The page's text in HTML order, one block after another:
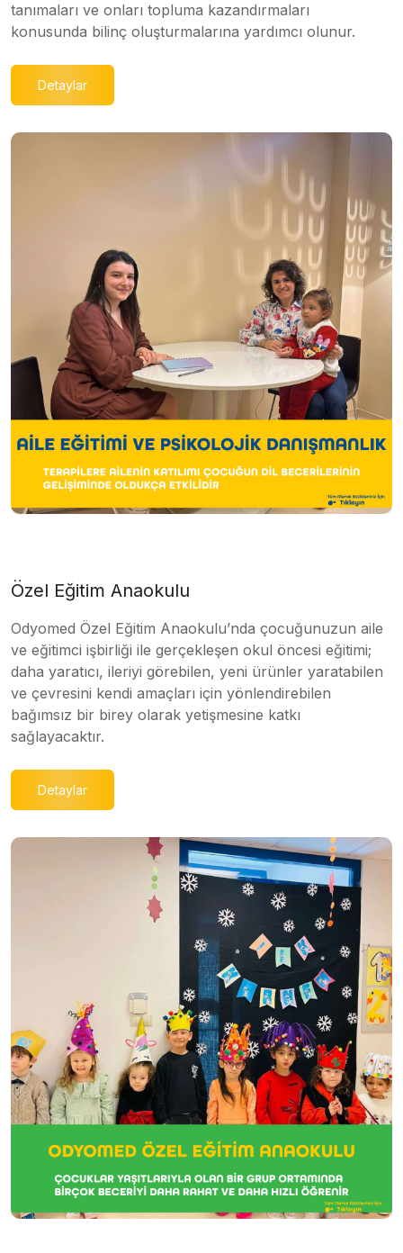
tanımaları ve onları topluma kazandırmaları
konusunda bilinç oluşturmalarına yardımcı olunur.
Detaylar
Özel Eğitim Anaokulu
Odyomed Özel Eğitim Anaokulu’nda çocuğunuzun aile
ve eğitimci işbirliği ile gerçekleşen okul öncesi eğitimi;
daha yaratıcı, ileriyi görebilen, yeni ürünler yaratabilen
ve çevresini kendi amaçları için yönlendirebilen
bağımsız bir birey olarak yetişmesine katkı
sağlayacaktır.
Detaylar